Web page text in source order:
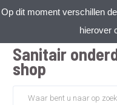
Op dit moment verschillen
hierover
Sanitair
shop